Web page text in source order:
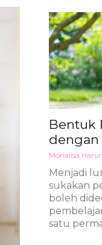
Bentuk
dengan
Monalisa
Menjadi
sukakan
boleh
satu